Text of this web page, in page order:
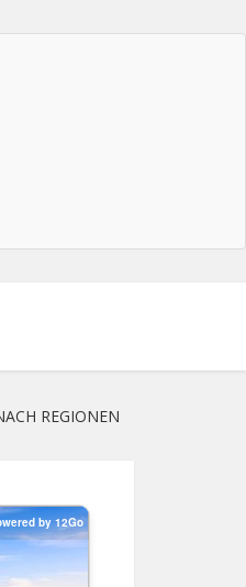
REGIONEN